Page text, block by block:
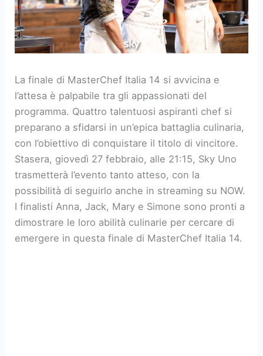
La finale di MasterChef Italia 14 si avvicina e
l’attesa è palpabile tra gli appassionati del
programma. Quattro talentuosi aspiranti chef si
preparano a sfidarsi in un’epica battaglia culinaria,
con l’obiettivo di conquistare il titolo di vincitore.
Stasera, giovedì 27 febbraio, alle 21:15, Sky Uno
trasmetterà l’evento tanto atteso, con la
possibilità di seguirlo anche in streaming su NOW.
I finalisti Anna, Jack, Mary e Simone sono pronti a
dimostrare le loro abilità culinarie per cercare di
emergere in questa finale di MasterChef Italia 14.